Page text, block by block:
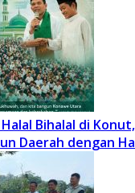
Bihalal di
Daerah dengan